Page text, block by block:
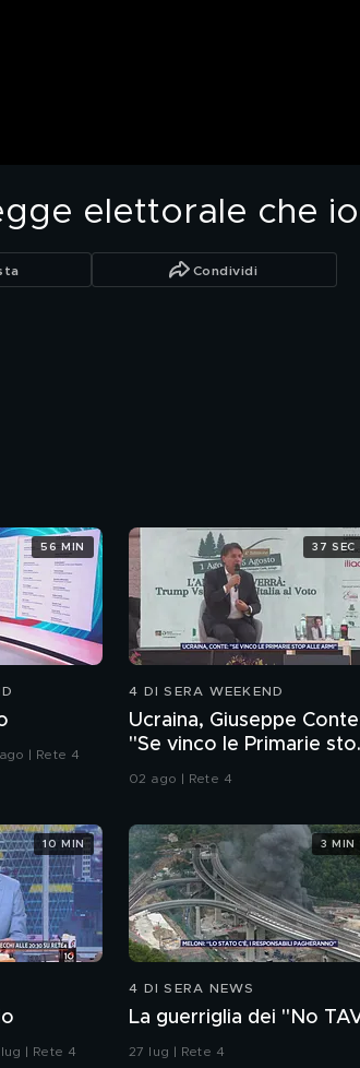
elettorale che
Condividi
| Rete 4
56 MIN
4 DI SERA WEEKEND
Ucraina, Giuseppe
"Se vinco le Primarie
alle armi"
02 ago | Rete 4
37 SEC
| Rete 4
10 MIN
4 DI SERA NEWS
La guerriglia dei "No
27 lug | Rete 4
3 MIN